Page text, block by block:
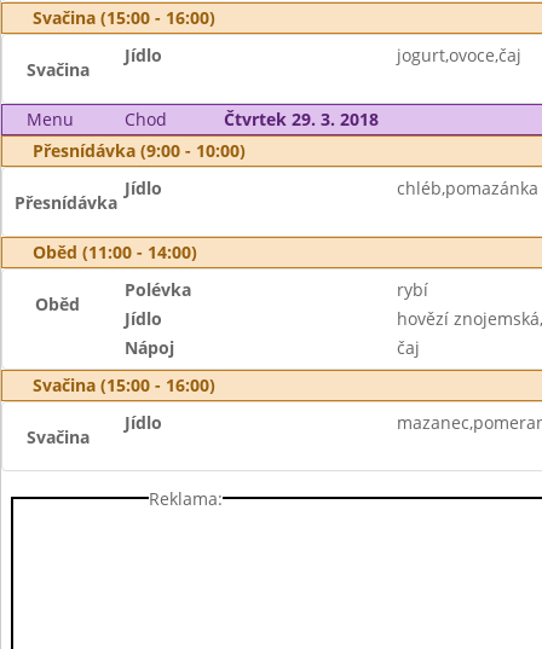
Svačina (15:00 - 16:00)
Svačina
Jídlo jogurt,ovoce,čaj
Menu Chod
Čtvrtek 29. 3. 2018
Přesnídávka (9:00 - 10:00)
Přesnídávka
Jídlo
Oběd (11:00 - 14:00)
Oběd
Polévka
rybí
Jídlo
hovězí
Nápoj
čaj
Svačina (15:00 - 16:00)
Svačina
Jídlo
Reklama: